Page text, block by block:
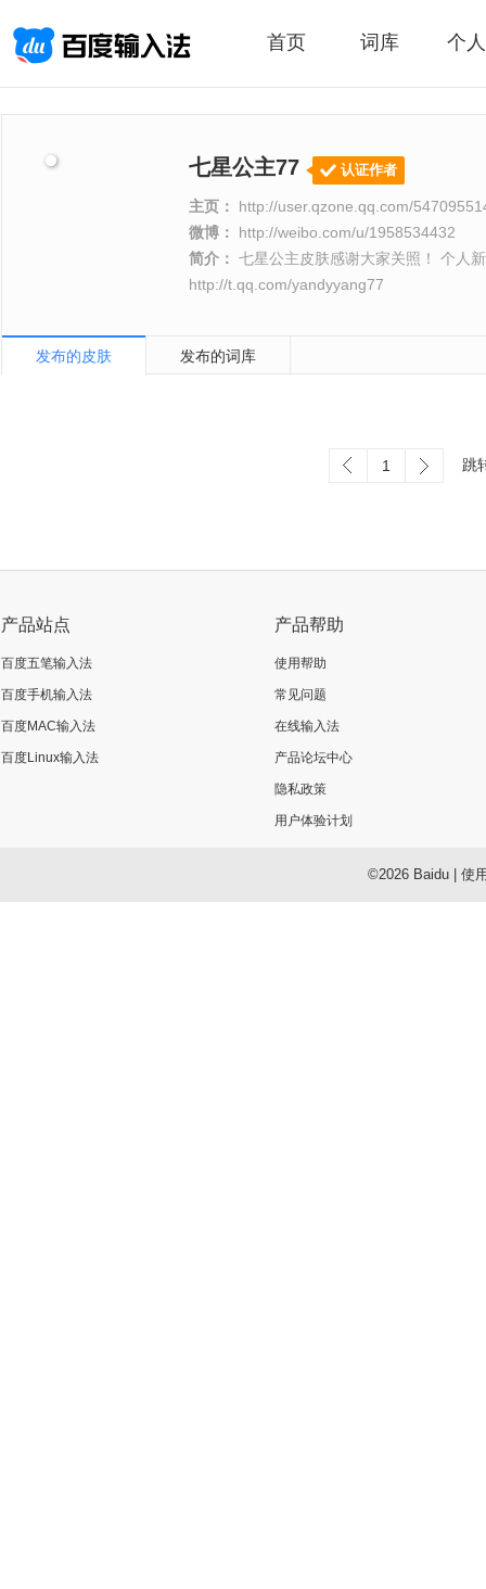
首页 词库 个
七星公主77 认证作者
主页：
http://user.qzone.qq.com/
微博：
http://weibo.com/u/1958534432
简介： 七星公主皮肤感谢大家关照！ 个人
http://t.qq.com/yandyyang77
发布的皮肤 发布的词库
1 跳
产品站点
百度五笔输入法
百度手机输入法
百度MAC输入法
百度Linux输入法
产品帮助
使用帮助
常见问题
在线输入法
产品论坛中心
隐私政策
用户体验计划
©2026 Baidu| 使